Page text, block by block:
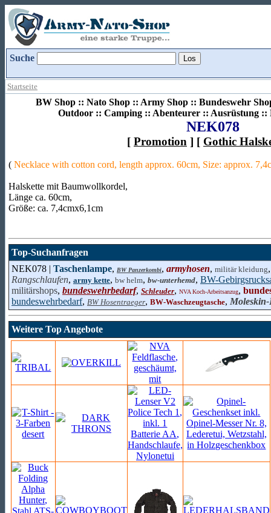
Suche
Startseite
BW Shop :: Nato Shop :: Army Shop :: Bundeswehr
Outdoor :: Camping :: Abenteurer :: Ausrüstung ::
NEK078
[ Promotion ] [ Gothic
( Necklace with cotton cord, length approx. 60cm, Size: approx.
Halskette mit Baumwollkordel,
Länge ca. 60cm,
Größe: ca. 7,4cmx6,1cm
Top-Suchanfragen
NEK078 | Taschenlampe, BW Panzerkombi, armyhosen, militär kleidung
Rangschlaufen, army kette, bw helm, bw-unterhemd, BW-
militärshops, bundeswehrbedarf, Schleuder, NVA Koch-Arbeitsanzug,
bundeswehrbedarf, BW Hosentraeger, BW-Waschzeugtasche, Moleskin-
Weitere Top Angebote